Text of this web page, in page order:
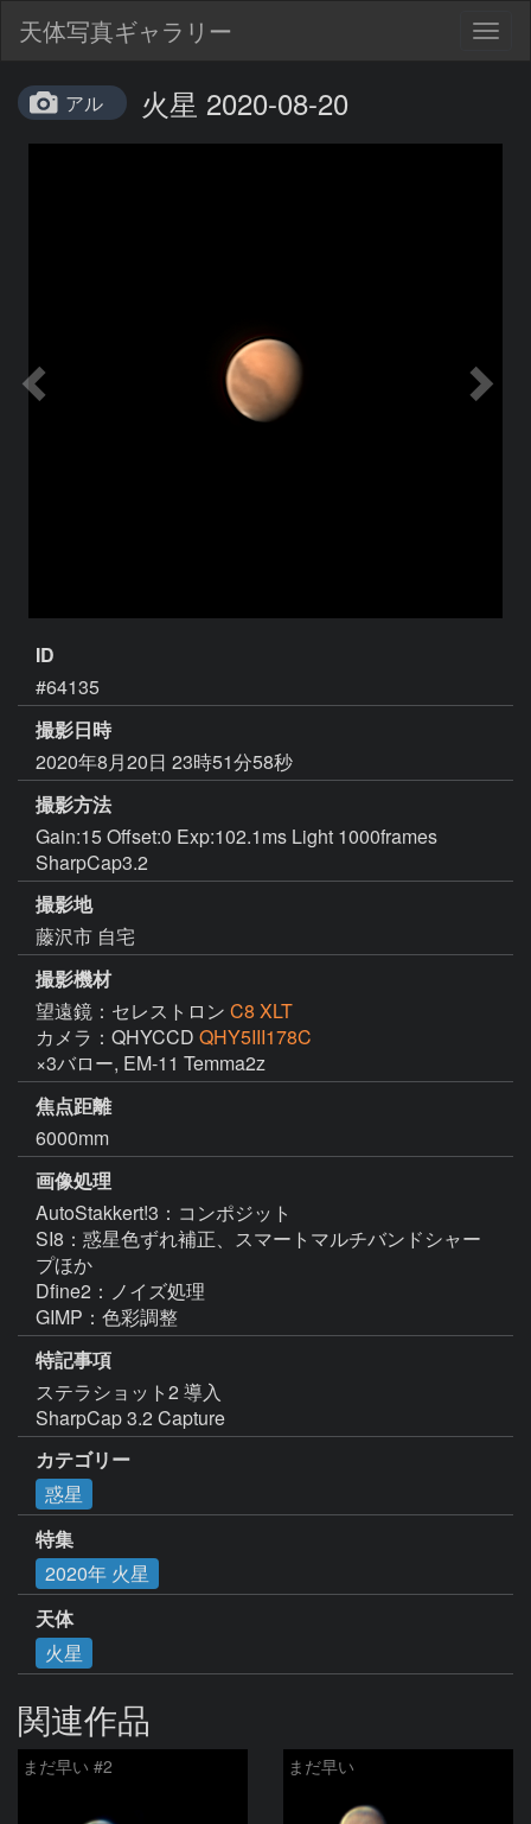
天体写真ギャラリー
アル 火星 2020-08-20
ID
#64135
撮影日時
2020年8月20日 23時51分58秒
撮影方法
Gain:15 Offset:0 Exp:102.1ms Light 1000frames
SharpCap3.2
撮影地
藤沢市 自宅
撮影機材
望遠鏡：セレストロン C8 XLT
カメラ：QHYCCD QHY5III178C
×3バロー, EM-11 Temma2z
焦点距離
6000mm
画像処理
AutoStakkert!3：コンポジット
SI8：惑星色ずれ補正、スマートマルチバンドシャー
プほか
Dfine2：ノイズ処理
GIMP：色彩調整
特記事項
ステラショット2 導入
SharpCap 3.2 Capture
カテゴリー
惑星
特集
2020年 火星
天体
火星
関連作品
まだ早い #2 まだ早い